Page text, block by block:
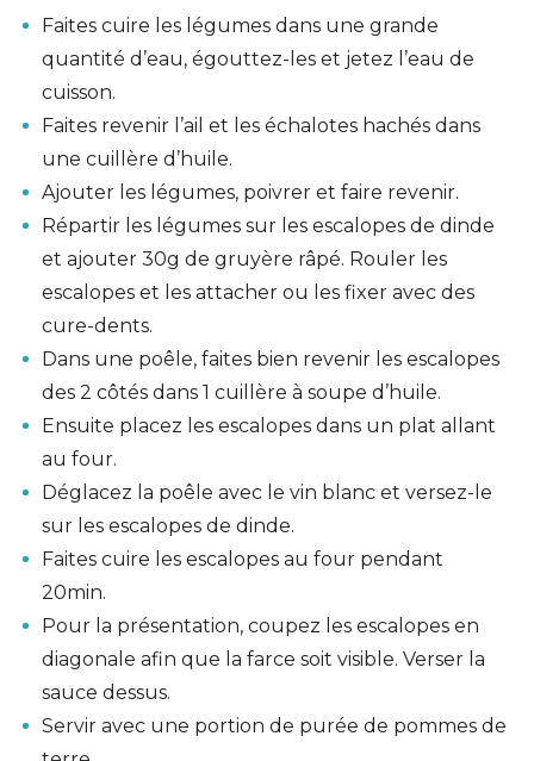
Faites cuire les légumes dans une grande
quantité d’eau, égouttez-les et jetez l’eau de
cuisson.
Faites revenir l’ail et les échalotes hachés dans
une cuillère d’huile.
Ajouter les légumes, poivrer et faire revenir.
Répartir les légumes sur les escalopes de dinde
et ajouter 30g de gruyère râpé. Rouler les
escalopes et les attacher ou les fixer avec des
cure-dents.
Dans une poêle, faites bien revenir les escalopes
des 2 côtés dans 1 cuillère à soupe d’huile.
Ensuite placez les escalopes dans un plat allant
au four.
Déglacez la poêle avec le vin blanc et versez-le
sur les escalopes de dinde.
Faites cuire les escalopes au four pendant
20min.
Pour la présentation, coupez les escalopes en
diagonale afin que la farce soit visible. Verser la
sauce dessus.
Servir avec une portion de purée de pommes de